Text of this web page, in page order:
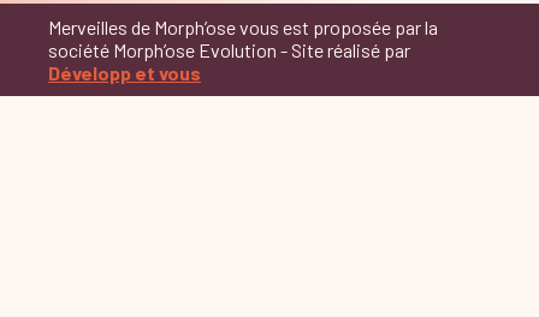
Merveilles de Morph’ose vous est proposée par la
société Morph’ose Evolution - Site réalisé par
Développ et vous